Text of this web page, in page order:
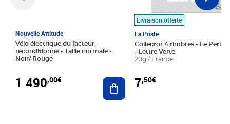
Nouvelle Attitude
Vélo électrique du facteur,
reconditionné - Taille normale -
Noir/ Rouge
1 490,00€ Ajouter au panier
Livraison offerte
La Poste
Collector 4 timbres - Le Petit
- Lettre Verte
20g / France
7,50€